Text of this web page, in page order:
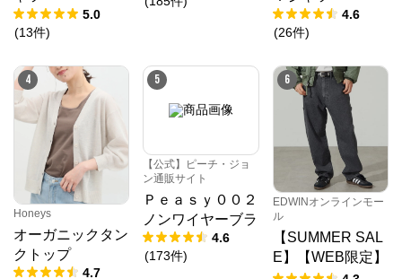
5.0
(13件)
4.6
(26件)
4
Honeys
オーガニックタン
クトップ
4.7
5
【公式】ピーチ・ジョ
ン通販サイト
Ｐｅａｓｙ００２
ノンワイヤーブラ
4.6
(173件)
6
EDWINオンラインモー
ル
【SUMMER SAL
E】【WEB限定】
クロスプラス オンラインストア
※外部サイトが開きます
クロスプラス　オンラインストア からのコメン
ト
N.O.R.C (ノーク)、JUNKO SHIMADA (ジュンコシマ
ダ) 、ATSURO TAYAMA（アツロウ タヤマ）、
ALPHA CUBIC (アルファーキュービック)、DECOY
(デコイ)、Petit Honfleur (プチオンフルール)、
DERMASHARE (ダーマシェア)など、20 代～ 40 代の
大人女子ブランドを中心に、多くの人気ブランドをラ
インナップ。